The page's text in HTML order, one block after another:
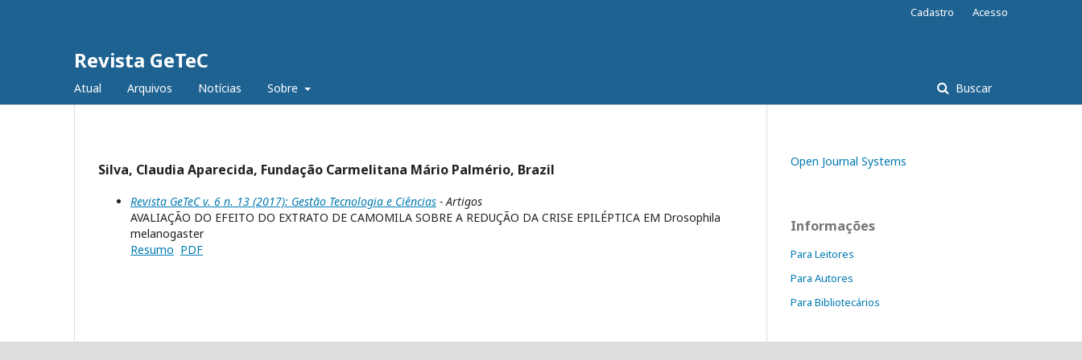
Revista GeTeC
Atual Arquivos Notícias Sobre Buscar
Cadastro Acesso
Silva, Claudia Aparecida, Fundação Carmelitana Mário Palmério, Brazil
Revista GeTeC v. 6 n. 13 (2017): Gestão Tecnologia e Ciências - Artigos
AVALIAÇÃO DO EFEITO DO EXTRATO DE CAMOMILA SOBRE A REDUÇÃO DA CRISE EPILÉPTICA EM Drosophila
melanogaster
Resumo PDF
Open Journal Systems
Informações
Para Leitores
Para Autores
Para Bibliotecários